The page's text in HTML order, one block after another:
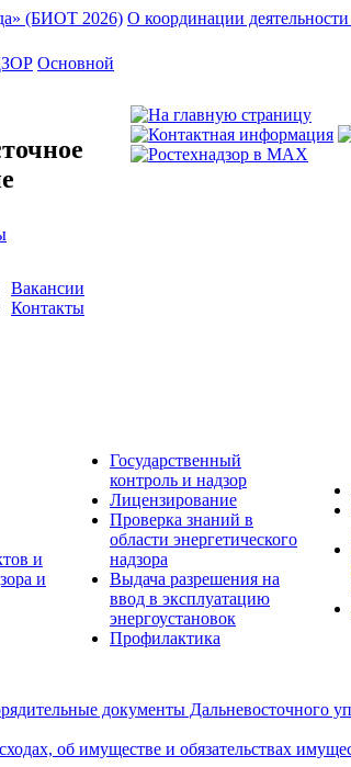
(БИОТ 2026) О координации
Основной
Вакансии
Контакты
и
и
Государственный
контроль и надзор
Лицензирование
Проверка знаний в
области энергетического
надзора
Выдача разрешения на
ввод в эксплуатацию
энергоустановок
Профилактика
документы Дальневосточного
об имуществе и обязательствах